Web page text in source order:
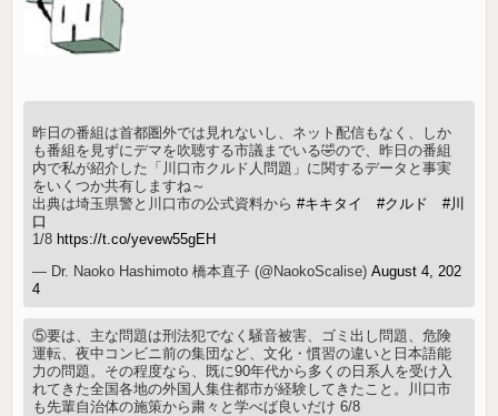
昨日の番組は首都圏外では見れないし、ネット配信もなく、しか
も番組を見ずにデマを吹聴する市議までいる🤣ので、昨日の番組
内で私が紹介した「川口市クルド人問題」に関するデータと事実
をいくつか共有しますね～
出典は埼玉県警と川口市の公式資料から#キキタイ #クルド
#川
口
1/8 https://t.co/yevew55gEH
— Dr. Naoko Hashimoto 橋本直子 (@NaokoScalise)August 4, 202
4
⑤要は、主な問題は刑法犯でなく騒音被害、ゴミ出し問題、危険
運転、夜中コンビニ前の集団など、文化・慣習の違いと日本語能
力の問題。その程度なら、既に90年代から多くの日系人を受け入
れてきた全国各地の外国人集住都市が経験してきたこと。川口市
も先輩自治体の施策から粛々と学べば良いだけ 6/8